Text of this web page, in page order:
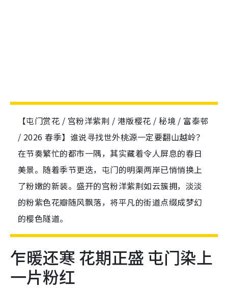
【屯门赏花 / 宫粉洋紫荆 / 港版樱花 / 秘境 / 富泰邨
/ 2026 春季】谁说寻找世外桃源一定要翻山越岭？
在节奏繁忙的都市一隅，其实藏着令人屏息的春日
美景。随着季节更迭，屯门的明渠两岸已悄悄换上
了粉嫩的新装。盛开的宫粉洋紫荆如云簇拥，淡淡
的粉紫色花瓣随风飘落，将平凡的街道点缀成梦幻
的樱色隧道。
乍暖还寒 花期正盛 屯门染上
一片粉红